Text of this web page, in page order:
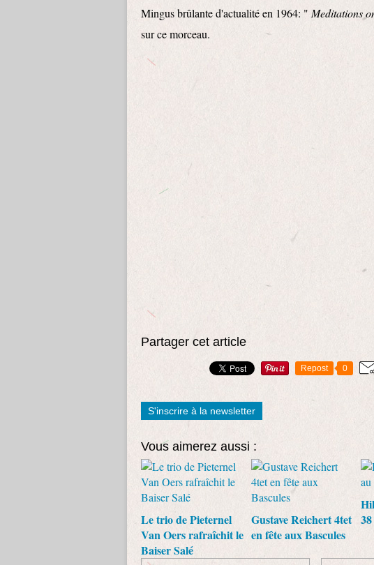
Mingus brûlante d'actualité en 1964: " Meditations
sur ce morceau.
Partager cet article
Repost 0
S'inscrire à la newsletter
Vous aimerez aussi :
Le trio de Pieternel
Van Oers rafraîchit le
Baiser Salé
Gustave Reichert 4tet
en fête aux Bascules